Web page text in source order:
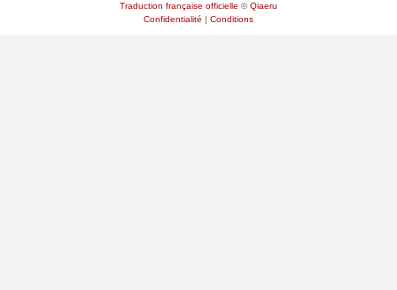
Traduction française officielle ©Qiaeru
Confidentialité | Conditions